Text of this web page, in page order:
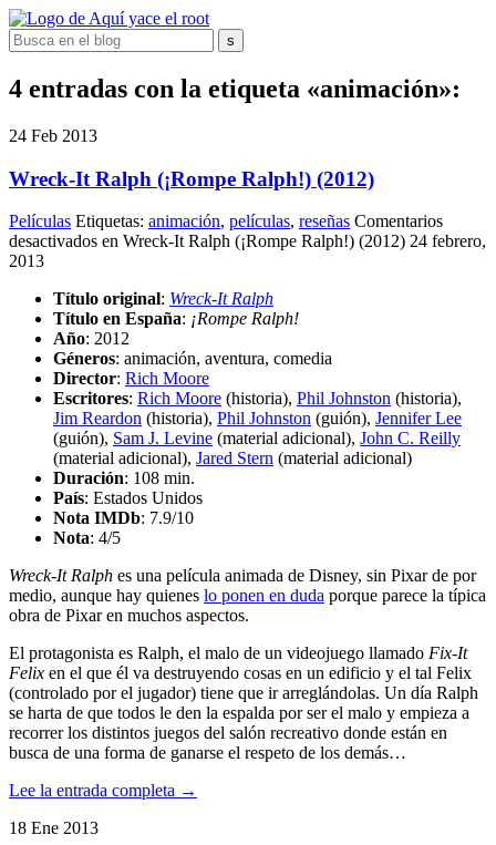
4 entradas con la etiqueta «animación»:
24 Feb 2013
Wreck-It Ralph (¡Rompe Ralph!) (2012)
Películas Etiquetas: animación, películas, reseñas Comentarios
desactivados en Wreck-It Ralph (¡Rompe Ralph!) (2012) 24 febrero,
2013
Título original: Wreck-It Ralph
Título en España: ¡Rompe Ralph!
Año: 2012
Géneros: animación, aventura, comedia
Director: Rich Moore
Escritores: Rich Moore (historia), Phil Johnston (historia),
Jim Reardon (historia), Phil Johnston (guión), Jennifer Lee
(guión), Sam J. Levine (material adicional), John C. Reilly
(material adicional), Jared Stern (material adicional)
Duración: 108 min.
País: Estados Unidos
Nota IMDb: 7.9/10
Nota: 4/5
Wreck-It Ralph es una película animada de Disney, sin Pixar de por
medio, aunque hay quienes lo ponen en duda porque parece la típica
obra de Pixar en muchos aspectos.
El protagonista es Ralph, el malo de un videojuego llamado Fix-It
Felix en el que él va destruyendo cosas en un edificio y el tal Felix
(controlado por el jugador) tiene que ir arreglándolas. Un día Ralph
se harta de que todos le den la espalda por ser el malo y empieza a
recorrer los distintos juegos del salón recreativo donde están en
busca de una forma de ganarse el respeto de los demás…
Lee la entrada completa →
18 Ene 2013